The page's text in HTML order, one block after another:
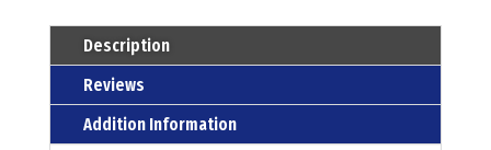
Description
Reviews
Addition Information